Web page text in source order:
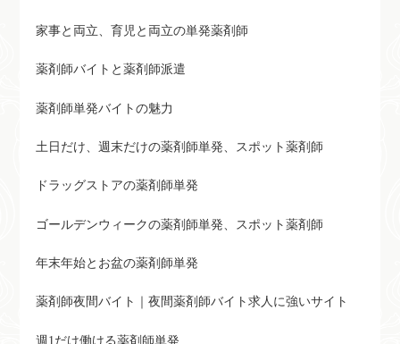
家事と両立、育児と両立の単発薬剤師
薬剤師バイトと薬剤師派遣
薬剤師単発バイトの魅力
土日だけ、週末だけの薬剤師単発、スポット薬剤師
ドラッグストアの薬剤師単発
ゴールデンウィークの薬剤師単発、スポット薬剤師
年末年始とお盆の薬剤師単発
薬剤師夜間バイト｜夜間薬剤師バイト求人に強いサイト
週1だけ働ける薬剤師単発